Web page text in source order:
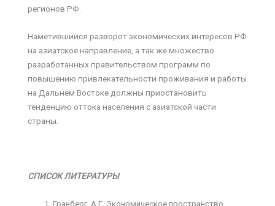
регионов РФ.
Наметившийся разворот экономических интересов РФ
на азиатское направление, а так же множество
разработанных правительством программ по
повышению привлекательности проживания и работы
на Дальнем Востоке должны приостановить
тенденцию оттока населения с азиатской части
страны.
СПИСОК ЛИТЕРАТУРЫ
Гранберг, А.Г. Экономическое пространство